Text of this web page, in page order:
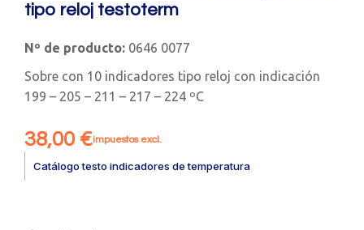
tipo reloj testoterm
Nº de producto: 0646 0077
Sobre con 10 indicadores tipo reloj con indicación
199 – 205 – 211 – 217 – 224 ºC
38,00 €impuestos excl.
Catálogo testo indicadores de temperatura